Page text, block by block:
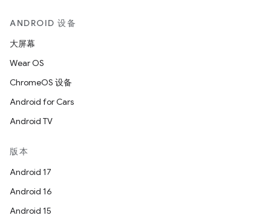
ANDROID 设备
大屏幕
Wear OS
ChromeOS 设备
Android for Cars
Android TV
版本
Android 17
Android 16
Android 15